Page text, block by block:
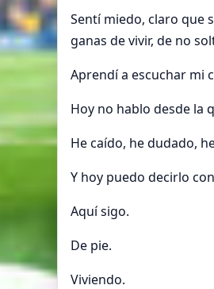
Sentí miedo, claro que
ganas de vivir, de no
Aprendí a escuchar mi
Hoy no hablo desde la
He caído, he dudado,
Y hoy puedo decirlo
Aquí sigo.
De pie.
Viviendo.